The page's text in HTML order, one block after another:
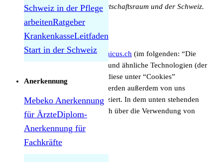
MAGAZIN
Quellensteuer Lohnrechner
Schweiz in der Pflege
arbeitenRatgeber
KrankenkasseLeitfaden
Start in der Schweiz
Anerkennung
Mebeko Anerkennung
für ÄrzteDiplom-
Anerkennung für
Fachkräfte
Wohnsitz im Europäischen Wirtschaftsraum und der Schweiz.
1. Einführung
Unsere Website,https://medamicus.ch (im folgenden: “Die
Website”) verwendet Cookies und ähnliche Technologien (der
Einfachheit halber werden all diese unter “Cookies”
zusammengefasst). Cookies werden außerdem von uns
beauftragten Drittparteien platziert. In dem unten stehenden
Dokument informieren wir dich über die Verwendung von